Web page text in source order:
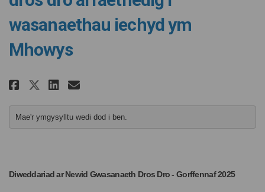
wasanaethau iechyd ym
Mhowys
Rhannu Gofyn eich barn ar
Rhannu Gofyn eich barn ar
Rhannu Gofyn eich barn
E-bost Gofyn eich barn
Mae'r ymgysylltu wedi dod i ben.
Diweddariad ar Newid Gwasanaeth Dros Dro - Gorffennaf 2025